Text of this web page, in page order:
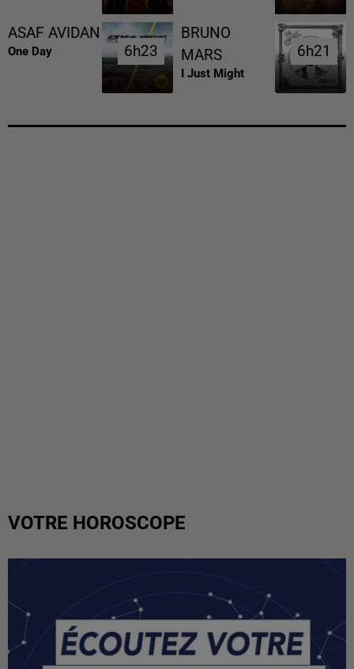
ASAF AVIDAN
One Day 6h23
6h23
BRUNO
MARS
I Just Might
6h21
6h21
VOTRE HOROSCOPE